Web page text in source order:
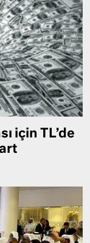
için TL’de